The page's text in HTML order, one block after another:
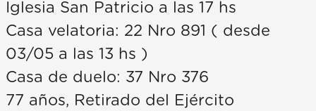
Iglesia San Patricio a las 17 hs
Casa velatoria: 22 Nro 891 ( desde
03/05 a las 13 hs )
Casa de duelo: 37 Nro 376
77 años, Retirado del Ejército